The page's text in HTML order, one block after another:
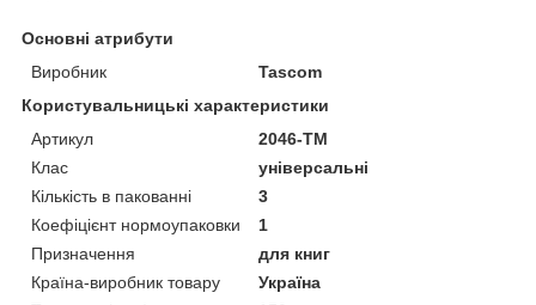
Основні атрибути
Виробник
Tascom
Користувальницькі характеристики
Артикул
2046-ТМ
Клас
універсальні
Кількість в пакованні
3
Коефіцієнт нормоупаковки
1
Призначення
для книг
Країна-виробник товару
Україна